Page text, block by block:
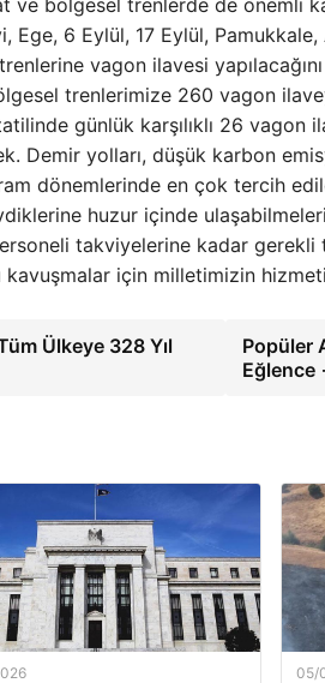
ve bölgesel trenlerde de önemli
Ege, 6 Eylül, 17 Eylül,
vagon ilavesi
trenlerimize 260 vagon
günlük karşılıklı 26
Demir yolları, düşük karbon
dönemlerinde en çok tercih
huzur içinde
takviyelerine kadar gerekli
için milletimizin
Ülkeye 328 Yıl
Popüler
Eğlence
05/